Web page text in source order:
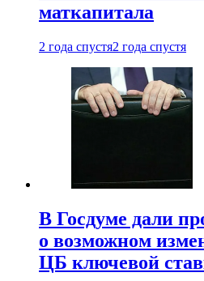
маткапитала
2 года спустя2 года спустя
В Госдуме дали
о возможном
ЦБ ключевой